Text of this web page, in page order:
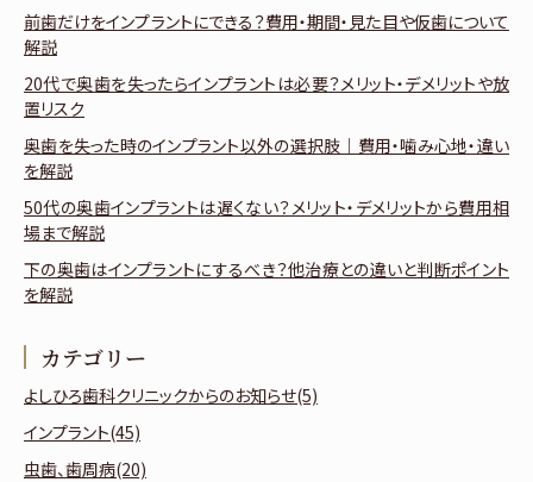
前歯だけをインプラントにできる？費用・期間・見た目や仮歯について
解説
20代で奥歯を失ったらインプラントは必要？メリット・デメリットや放
置リスク
奥歯を失った時のインプラント以外の選択肢｜費用・噛み心地・違い
を解説
50代の奥歯インプラントは遅くない？メリット・デメリットから費用相
場まで解説
下の奥歯はインプラントにするべき？他治療との違いと判断ポイント
を解説
カテゴリー
よしひろ歯科クリニックからのお知らせ(5)
インプラント(45)
虫歯、歯周病(20)